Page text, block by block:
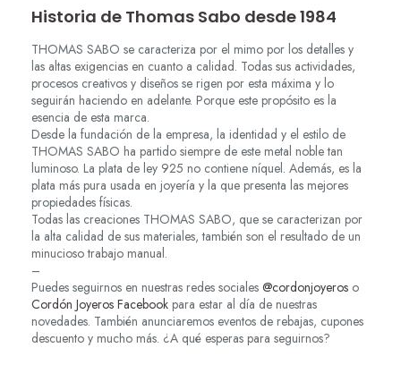
Historia de Thomas Sabo desde 1984
THOMAS SABO se caracteriza por el mimo por los detalles y
las altas exigencias en cuanto a calidad. Todas sus actividades,
procesos creativos y diseños se rigen por esta máxima y lo
seguirán haciendo en adelante. Porque este propósito es la
esencia de esta marca.
Desde la fundación de la empresa, la identidad y el estilo de
THOMAS SABO ha partido siempre de este metal noble tan
luminoso. La plata de ley 925 no contiene níquel. Además, es la
plata más pura usada en joyería y la que presenta las mejores
propiedades físicas.
Todas las creaciones THOMAS SABO, que se caracterizan por
la alta calidad de sus materiales, también son el resultado de un
minucioso trabajo manual.
–
Puedes seguirnos en nuestras redes sociales @cordonjoyeros o
Cordón Joyeros Facebook para estar al día de nuestras
novedades. También anunciaremos eventos de rebajas, cupones
descuento y mucho más. ¿A qué esperas para seguirnos?